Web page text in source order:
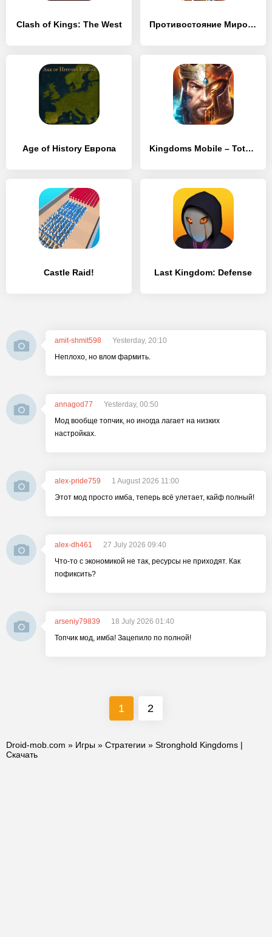
Clash of Kings: The West Противостояние Миров: Погибель
Age of History Европа Kingdoms Mobile – Total Clash
Castle Raid! Last Kingdom: Defense
amit-shmit598
Yesterday, 20:10
Неплохо, но влом фармить.
annagod77
Yesterday, 00:50
Мод вообще топчик, но иногда лагает на низких
настройках.
alex-pride759
1 August 2026 11:00
Этот мод просто имба, теперь всё улетает, кайф полный!
alex-dh461
27 July 2026 09:40
Что-то с экономикой не так, ресурсы не приходят. Как
пофиксить?
arseniy79839
18 July 2026 01:40
Топчик мод, имба! Зацепило по полной!
1 2
Droid-mob.com » Игры » Стратегии » Stronghold Kingdoms |
Скачать